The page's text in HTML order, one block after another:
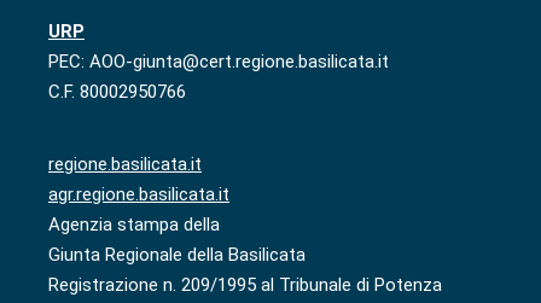
URP
PEC: AOO-giunta@cert.regione.basilicata.it
C.F. 80002950766
regione.basilicata.it
agr.regione.basilicata.it
Agenzia stampa della
Giunta Regionale della Basilicata
Registrazione n. 209/1995 al Tribunale di Potenza